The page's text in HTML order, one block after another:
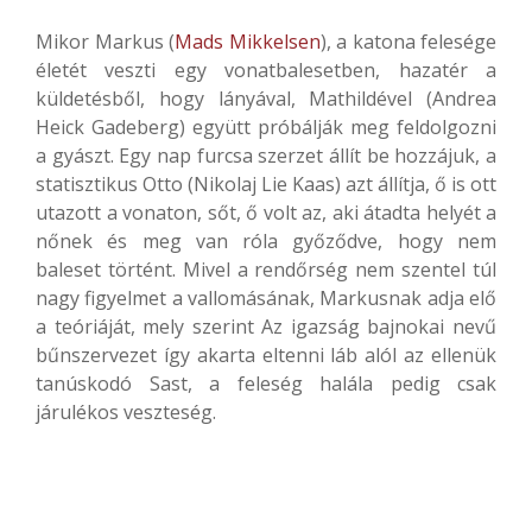
Mikor Markus (Mads Mikkelsen), a katona felesége
életét veszti egy vonatbalesetben, hazatér a
küldetésből, hogy lányával, Mathildével (Andrea
Heick Gadeberg) együtt próbálják meg feldolgozni
a gyászt. Egy nap furcsa szerzet állít be hozzájuk, a
statisztikus Otto (Nikolaj Lie Kaas) azt állítja, ő is ott
utazott a vonaton, sőt, ő volt az, aki átadta helyét a
nőnek és meg van róla győződve, hogy nem
baleset történt. Mivel a rendőrség nem szentel túl
nagy figyelmet a vallomásának, Markusnak adja elő
a teóriáját, mely szerint Az igazság bajnokai nevű
bűnszervezet így akarta eltenni láb alól az ellenük
tanúskodó Sast, a feleség halála pedig csak
járulékos veszteség.